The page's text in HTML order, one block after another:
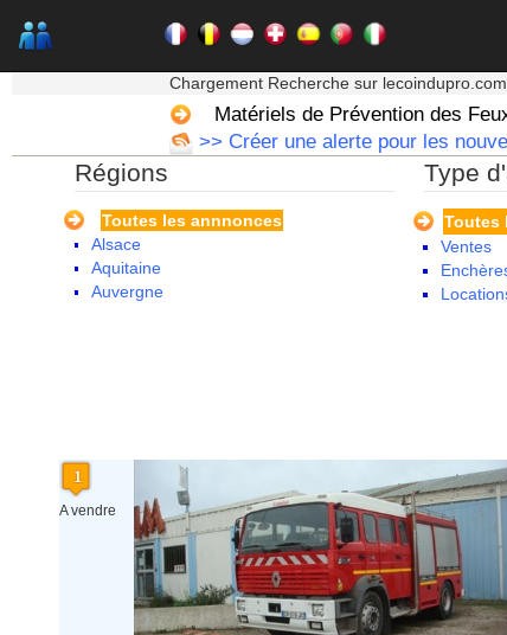
Chargement Recherche sur
Matériels de Prévention des
>> Créer une alerte pour les
Régions
Toutes les annnonces
Alsace
Aquitaine
Auvergne
Franche Comte - Suisse
Guadeloupe
Guyane
Haute Normandie
Ile de France
La Réunion
Languedoc Roussillon
Limousin
Type
Toutes
Ventes
A vendre